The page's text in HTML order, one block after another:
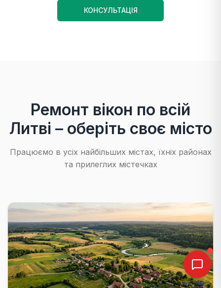
КОНСУЛЬТАЦІЯ
Ремонт вікон по всій
Литві – оберіть своє місто
Працюємо в усіх найбільших містах, їхніх районах
та прилеглих містечках